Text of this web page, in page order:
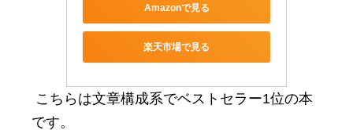
Amazonで見る
楽天市場で見る
こちらは文章構成系でベストセラー1位の本
です。